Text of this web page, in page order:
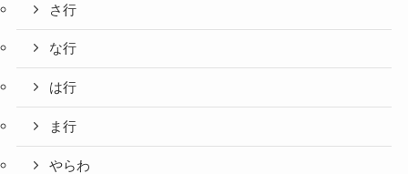
さ行
な行
は行
ま行
やらわ